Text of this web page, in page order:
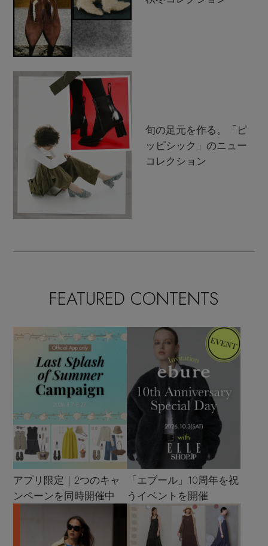
旬の足元を作る。「ピ
ッピシック」のニュー
コレクション
FEATURED CONTENTS
アプリ限定｜2つのキャ
ンペーンを同時開催中
「エブール」10周年を祝
うイベントを開催